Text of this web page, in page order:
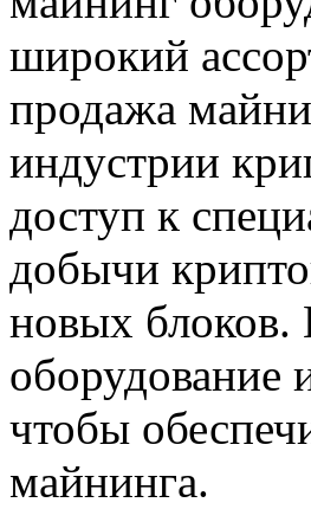
широкий
продажа
индустрии
доступ к
добычи
новых блоков.
оборудование
чтобы
майнинга.